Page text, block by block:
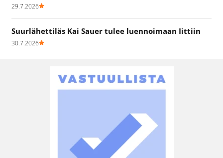
29.7.2026
Suurlähettiläs Kai Sauer tulee luennoimaan Iittiin
30.7.2026